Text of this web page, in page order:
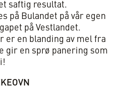
saftig resultat.
på Bulandet på vår egen
på Vestlandet.
er en blanding av mel fra
gir en sprø panering som